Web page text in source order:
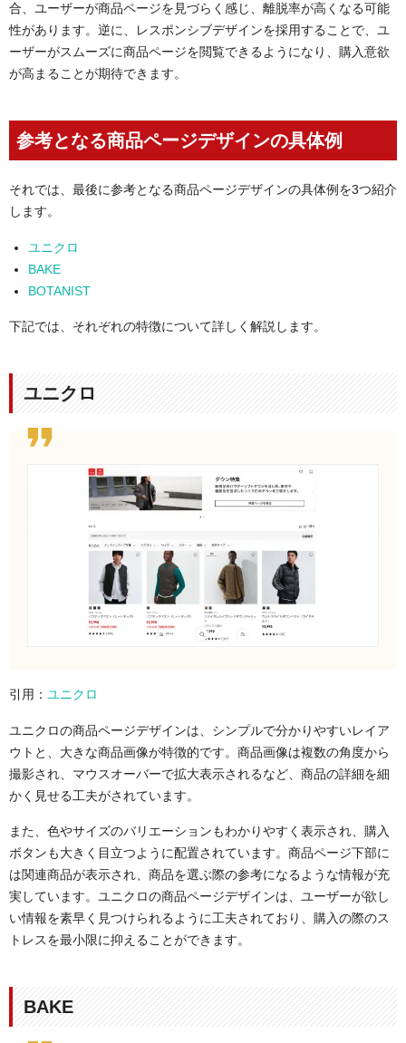
合、ユーザーが商品ページを見づらく感じ、離脱率が高くなる可能
性があります。逆に、レスポンシブデザインを採用することで、ユ
ーザーがスムーズに商品ページを閲覧できるようになり、購入意欲
が高まることが期待できます。
参考となる商品ページデザインの具体例
それでは、最後に参考となる商品ページデザインの具体例を3つ紹介
します。
ユニクロ
BAKE
BOTANIST
下記では、それぞれの特徴について詳しく解説します。
ユニクロ
引用： ユニクロ
ユニクロの商品ページデザインは、シンプルで分かりやすいレイア
ウトと、大きな商品画像が特徴的です。商品画像は複数の角度から
撮影され、マウスオーバーで拡大表示されるなど、商品の詳細を細
かく見せる工夫がされています。
また、色やサイズのバリエーションもわかりやすく表示され、購入
ボタンも大きく目立つように配置されています。商品ページ下部に
は関連商品が表示され、商品を選ぶ際の参考になるような情報が充
実しています。ユニクロの商品ページデザインは、ユーザーが欲し
い情報を素早く見つけられるように工夫されており、購入の際のス
トレスを最小限に抑えることができます。
BAKE